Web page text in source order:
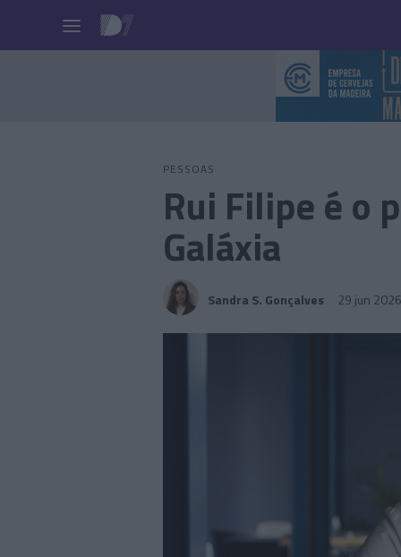
PESSOAS
Rui Filipe é o
Galáxia
Sandra S. Gonçalves 29 jun 2026